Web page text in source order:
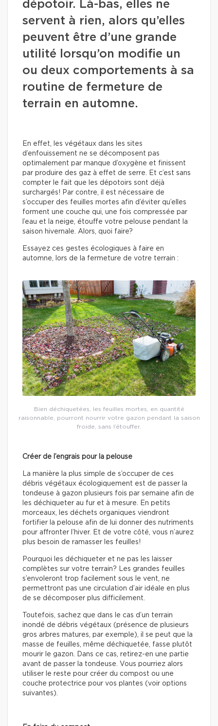
dépotoir. Là-bas, elles ne
servent à rien, alors qu’elles
peuvent être d’une grande
utilité lorsqu’on modifie un
ou deux comportements à sa
routine de fermeture de
terrain en automne.
En effet, les végétaux dans les sites
d’enfouissement ne se décomposent pas
optimalement par manque d’oxygène et finissent
par produire des gaz à effet de serre. Et c’est sans
compter le fait que les dépotoirs sont déjà
surchargés! Par contre, il est nécessaire de
s’occuper des feuilles mortes afin d’éviter qu’elles
forment une couche qui, une fois compressée par
l’eau et la neige, étouffe votre pelouse pendant la
saison hivernale. Alors, quoi faire?
Essayez ces gestes écologiques à faire en
automne, lors de la fermeture de votre terrain :
Bien déchiquetées, les feuilles mortes, en quantité
raisonnable, pourront nourrir votre gazon pendant la saison
froide, sans l’étouffer.
Créer de l’engrais pour la pelouse
La manière la plus simple de s’occuper de ces
débris végétaux écologiquement est de passer la
tondeuse à gazon plusieurs fois par semaine afin de
les déchiqueter au fur et à mesure. En petits
morceaux, les déchets organiques viendront
fortifier la pelouse afin de lui donner des nutriments
pour affronter l’hiver. Et de votre côté, vous n’aurez
plus besoin de ramasser les feuilles!
Pourquoi les déchiqueter et ne pas les laisser
complètes sur votre terrain? Les grandes feuilles
s’envoleront trop facilement sous le vent, ne
permettront pas une circulation d’air idéale en plus
de se décomposer plus difficilement.
Toutefois, sachez que dans le cas d’un terrain
inondé de débris végétaux (présence de plusieurs
gros arbres matures, par exemple), il se peut que la
masse de feuilles, même déchiquetée, fasse plutôt
mourir le gazon. Dans ce cas, retirez-en une partie
avant de passer la tondeuse. Vous pourriez alors
utiliser le reste pour créer du compost ou une
couche protectrice pour vos plantes (voir options
suivantes).